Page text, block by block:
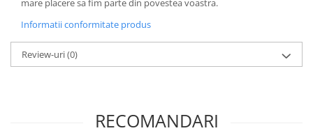
mare placere sa fim parte din povestea voastra.
Informatii conformitate produs
Review-uri(0)
RECOMANDARI